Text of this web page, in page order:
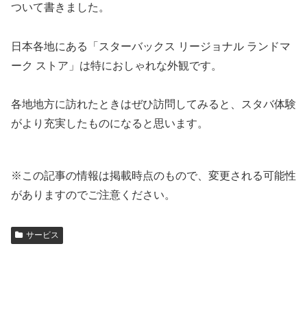
ついて書きました。
日本各地にある「スターバックス リージョナル ランドマ
ーク ストア」は特におしゃれな外観です。
各地地方に訪れたときはぜひ訪問してみると、スタバ体験
がより充実したものになると思います。
※この記事の情報は掲載時点のもので、変更される可能性
がありますのでご注意ください。
サービス